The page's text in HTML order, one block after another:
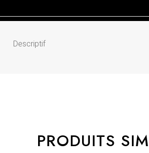
Descriptif
PRODUITS